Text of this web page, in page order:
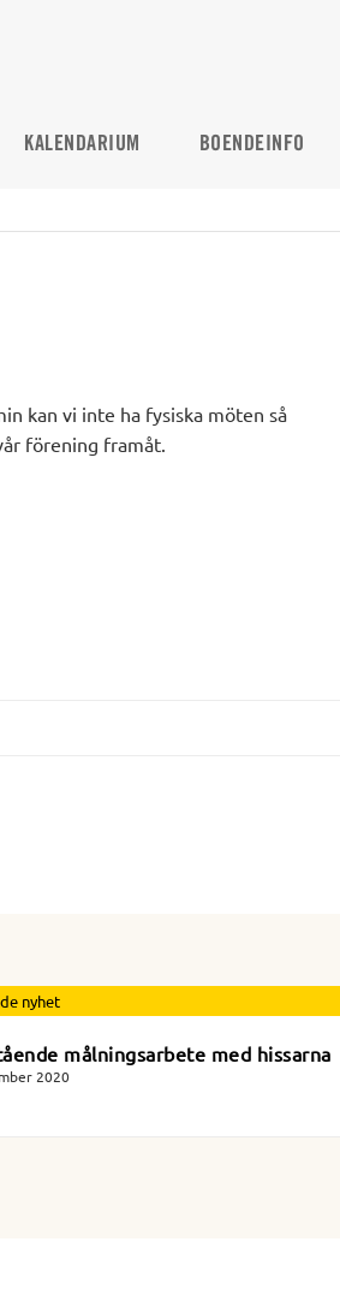
KALENDARIUM BOENDEINFO
kan vi inte ha fysiska möten så
förening framåt.
nyhet
målningsarbete med hissarna
2020